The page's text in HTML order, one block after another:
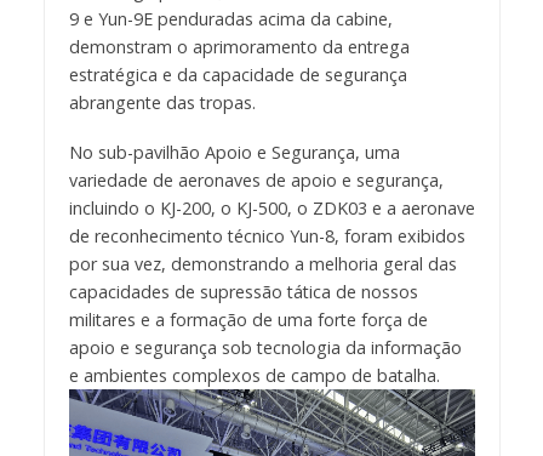
9 e Yun-9E penduradas acima da cabine,
demonstram o aprimoramento da entrega
estratégica e da capacidade de segurança
abrangente das tropas.
No sub-pavilhão Apoio e Segurança, uma
variedade de aeronaves de apoio e segurança,
incluindo o KJ-200, o KJ-500, o ZDK03 e a aeronave
de reconhecimento técnico Yun-8, foram exibidos
por sua vez, demonstrando a melhoria geral das
capacidades de supressão tática de nossos
militares e a formação de uma forte força de
apoio e segurança sob tecnologia da informação
e ambientes complexos de campo de batalha.